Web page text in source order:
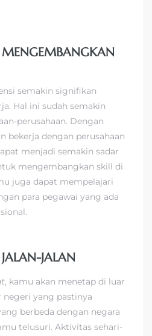
MENGEMBANGKAN
semakin signifikan
Hal ini sudah semakin
perusahaan. Dengan
bekerja dengan perusahaan
menjadi semakin sadar
mengembangkan skill di
juga dapat mempelajari
para pegawai yang ada
JALAN
, kamu akan menetap di luar
negeri yang pastinya
berbeda dengan negara
telusuri. Aktivitas sehari-